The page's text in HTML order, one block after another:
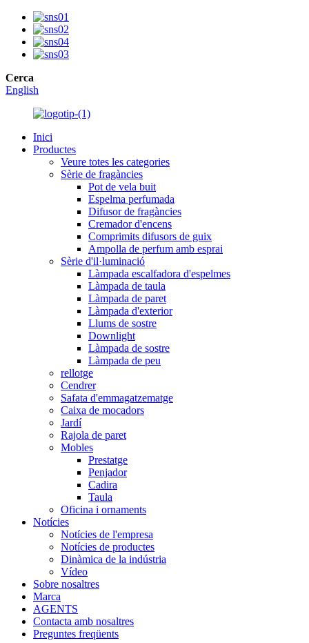
Cerca
English
Inici
Productes
Veure totes les categories
Sèrie de fragàncies
Pot de vela buit
Espelma perfumada
Difusor de fragàncies
Cremador d'encens
Comprimits difusors de guix
Ampolla de perfum amb esprai
Sèrie d'il·luminació
Làmpada escalfadora d'espelmes
Làmpada de taula
Làmpada de paret
Làmpada d'exterior
Llums de sostre
Downlight
Làmpada de sostre
Làmpada de peu
rellotge
Cendrer
Safata d'emmagatzematge
Caixa de mocadors
Jardí
Rajola de paret
Mobles
Prestatge
Penjador
Cadira
Taula
Oficina i ornaments
Notícies
Notícies de l'empresa
Notícies de productes
Dinàmica de la indústria
Vídeo
Sobre nosaltres
Marca
AGENTS
Contacta amb nosaltres
Preguntes freqüents